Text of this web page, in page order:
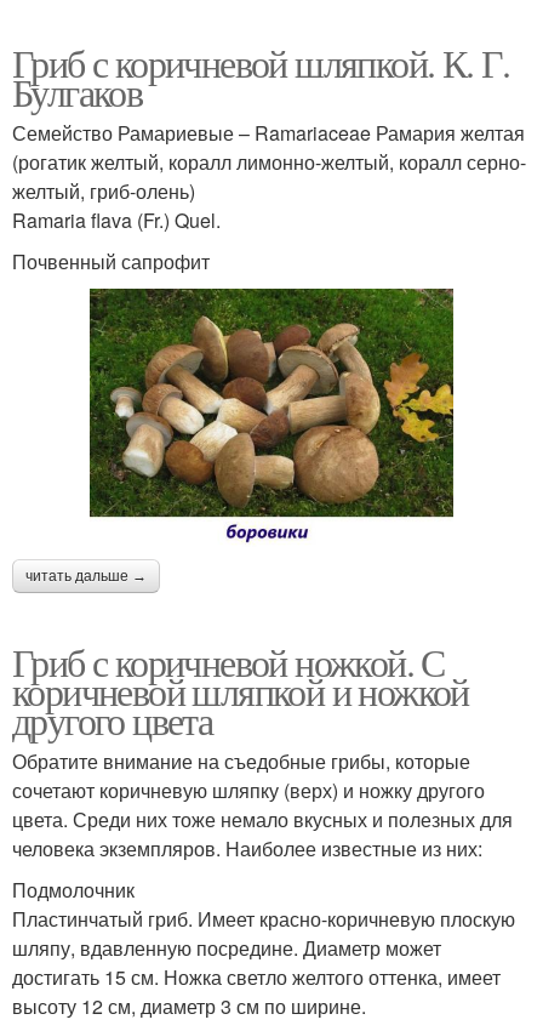
Гриб с коричневой шляпкой. К. Г.
Булгаков
Семейство Рамариевые – Ramariaceae Рамария желтая
(рогатик желтый, коралл лимонно-желтый, коралл серно-
желтый, гриб-олень)
Ramaria flava (Fr.) Quel.
Почвенный сапрофит
читать дальше →
Гриб с коричневой ножкой. С
коричневой шляпкой и ножкой
другого цвета
Обратите внимание на съедобные грибы, которые
сочетают коричневую шляпку (верх) и ножку другого
цвета. Среди них тоже немало вкусных и полезных для
человека экземпляров. Наиболее известные из них:
Подмолочник
Пластинчатый гриб. Имеет красно-коричневую плоскую
шляпу, вдавленную посредине. Диаметр может
достигать 15 см. Ножка светло желтого оттенка, имеет
высоту 12 см, диаметр 3 см по ширине.